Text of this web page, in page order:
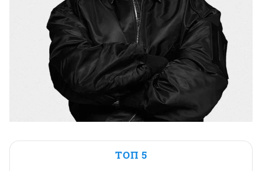
ТОП 5